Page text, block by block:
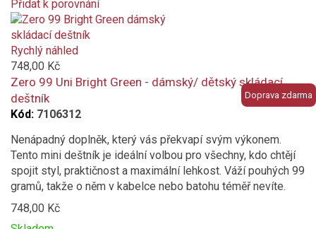
Přidat k porovnání
Product
is
added
to
compare
Doprava zdarma
Rychlý náhled
748,00 Kč
Zero 99 Uni Bright Green - dámský/ dětský skládací
deštník
Kód: 7106312
Nenápadný doplněk, který vás překvapí svým výkonem.
Tento mini deštník je ideální volbou pro všechny, kdo chtějí
spojit styl, praktičnost a maximální lehkost. Váží pouhých 99
gramů, takže o něm v kabelce nebo batohu téměř nevíte.
748,00 Kč